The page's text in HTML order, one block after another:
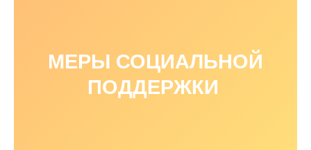
МЕРЫ СОЦИАЛЬНОЙ
ПОДДЕРЖКИ